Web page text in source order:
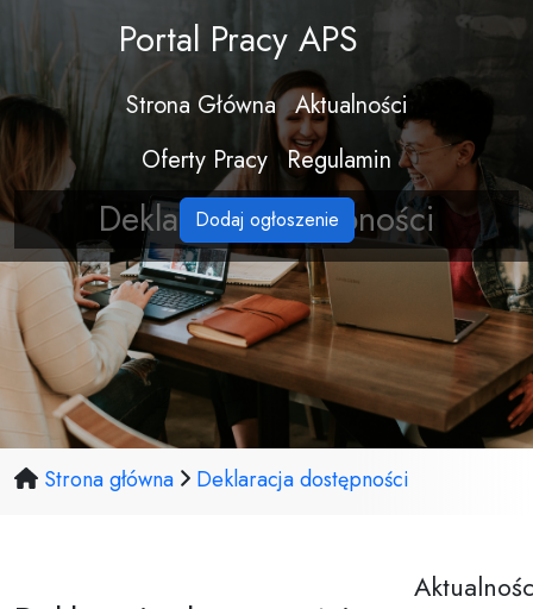
Portal Pracy APS
Strona Główna Aktualności
Oferty Pracy Regulamin
Dodaj ogłoszenie
Deklaracja dostępności
Strona główna Deklaracja dostępności